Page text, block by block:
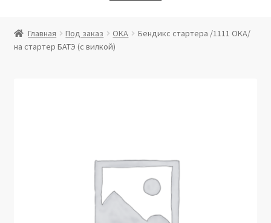
Витрина
Юридические данные
Главная Под заказ ОКА
Бендикс стартера /1111 ОКА/
на стартер БАТЭ (с вилкой)